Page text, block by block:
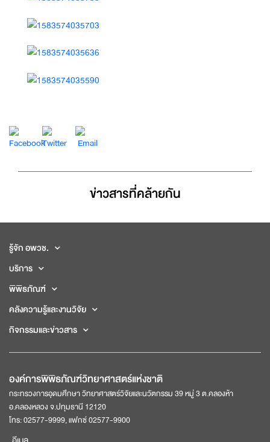
ข่าวสารที่่คล้ายกัน
รู้จัก อพวช.
บริการ
พิพิธภัณฑ์
คลังความรู้และงานวิจัย
กิจกรรมและข่าวสาร
องค์การพิพิธภัณฑ์วิทยาศาสตร์แห่งชาติ
กระทรวงการอุดมศึกษา วิทยาศาสตร์วิจัยและนวัตกรรม 39 หมู่ 3 ต.คลองห้า
อ.คลองหลวง จ.ปทุมธานี 12120
โทร: 02577-9999, แฟกซ์ 02577-9900